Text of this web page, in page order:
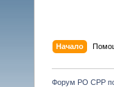
Начало
Форум РО СРР по